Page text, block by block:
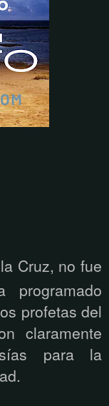
Cruz, no fue
programado
profetas del
claramente
para la